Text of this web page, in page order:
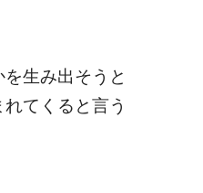
生み出そうと
てくると言う